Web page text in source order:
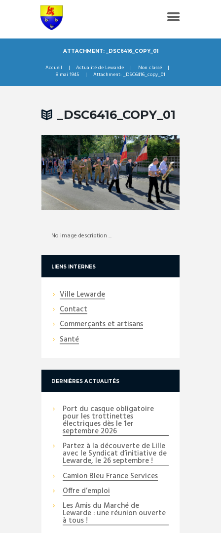
ATTACHMENT: _DSC6416_COPY_01
Accueil Actualité de Lewarde
Non classé
8 mai 1945
Attachment: _DSC6416_copy_01
_DSC6416_COPY_01
No image description ...
LIENS INTERNES
Ville Lewarde
Contact
Commerçants et artisans
Santé
DERNIÈRES ACTUALITÉS
Port du casque obligatoire
pour les trottinettes
électriques dès le 1er
septembre 2026
Partez à la découverte de Lille
avec le Syndicat d’initiative de
Lewarde, le 26 septembre !
Camion Bleu France Services
Offre d’emploi
Les Amis du Marché de
Lewarde : une réunion ouverte
à tous !